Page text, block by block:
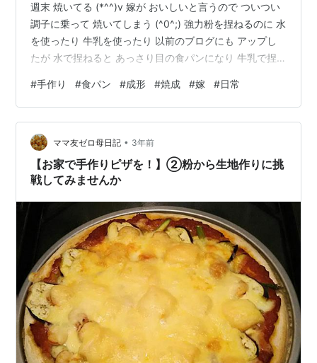
週末 焼いてる (*^^)v 嫁が おいしいと言うので ついつい
調子に乗って 焼いてしまう (^0^;) 強力粉を捏ねるのに 水
を使ったり 牛乳を使ったり 以前のブログにも アップし
たが 水で捏ねると あっさり目の食パンになり 牛乳で捏
手作り食パンは 長方形の型 で焼成するとき いつも 生地
を3等分して 一定の大きさに延ばし クルクルと巻くが 今
回は 生地を2等分 ある程度の大きさに 延ばしたあと 縦に
一度 横に一度 4つ折にして 成形してみた 4つ折 うまく伝
わっただ…
#手作り #食パン #成形 #焼成 #嫁 #日常
ママ友ゼロ母日記 • 3年前
【お家で手作りピザを！】②粉から生地作りに挑
戦してみませんか